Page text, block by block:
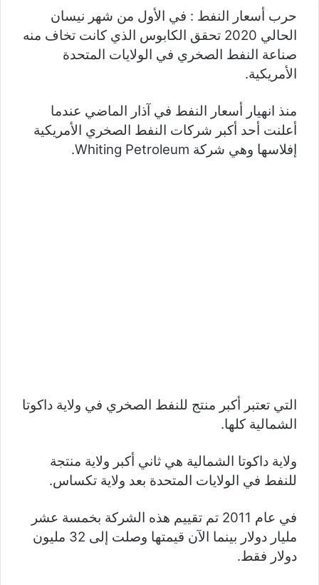
حرب أسعار النفط : في الأول من شهر نيسان
الحالي 2020 تحقق الكابوس الذي كانت تخاف منه
صناعة النفط الصخري في الولايات المتحدة
الأمريكية.
منذ انهيار أسعار النفط في آذار الماضي عندما
أعلنت أحد أكبر شركات النفط الصخري الأمريكية
إفلاسها وهي شركة Whiting Petroleum.
التي تعتبر أكبر منتج للنفط الصخري في ولاية داكوتا
الشمالية كلها.
ولاية داكوتا الشمالية هي ثاني أكبر ولاية منتجة
للنفط في الولايات المتحدة بعد ولاية تكساس.
في عام 2011 تم تقييم هذه الشركة بخمسة عشر
مليار دولار بينما الآن قيمتها وصلت إلى 32 مليون
دولار فقط.